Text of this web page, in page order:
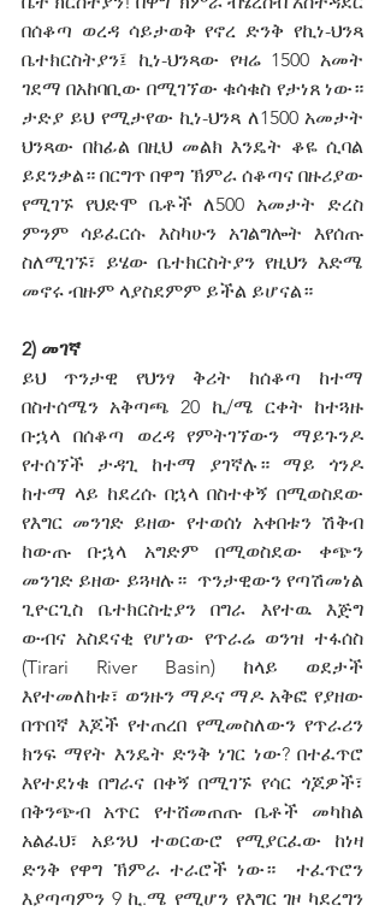
በሰቆጣ ወረዳ ሳይታወቅ የኖረ ድንቅ የኪነ-ህንጻ
ቤተክርስትያን፤ ኪነ-ህንጻው የዛሬ 1500 አመት
ገደማ በአከባቢው በሚገኘው ቁሳቁስ የታነጸ ነው።
ታድያ ይህ የሚታየው ኪነ-ህንጻ ለ1500 አመታት
ህንጻው በከፊል በዚህ መልክ እንዴት ቆዬ ሲባል
ይደንቃል። በርግጥ በዋግ ኽምራ ሰቆጣና በዙሪያው
የሚገኙ የህድሞ ቤቶች ለ500 አመታት ድረስ
ምንም ሳይፈርሱ እስካሁን አገልግሎት እየሰጡ
ስለሚገኙ፣ ይሄው ቤተክርስትያን የዚህን እድሜ
መኖሩ ብዙም ላያስደምም ይችል ይሆናል።
2) መገኛ
ይህ ጥንታዊ የህንፃ ቅሪት ከሰቆጣ ከተማ
በስተሰሜን አቅጣጫ 20 ኪ/ሜ ርቀት ከተጓዙ
ቡኋላ በሰቆጣ ወረዳ የምትገኘውን ማይጉንዶ
የተሰኘች ታዳጊ ከተማ ያገኛሉ። ማይ ጎንዶ
ከተማ ላይ ከደረሱ በኋላ በስተቀኝ በሚወስደው
የእግር መንገድ ይዘው የተወሰነ አቀበቱን ሽቅብ
ከውጡ ቡኋላ አግድም በሚወስደው ቀጭን
መንገድ ይዘው ይጓዛሉ።  ጥንታዊውን የጣሽመነል
ጊዮርጊስ ቤተክርስቲያን በግራ እየተዉ እጅግ
ውብና አስደናቂ የሆነው የጥራሬ ወንዝ ተፋሰስ
(Tirari River Basin) ከላይ ወደታች
እየተመለከቱ፣ ወንዙን ማዶና ማዶ አቅፎ የያዘው
በጥበኛ እጆች የተጠረበ የሚመስለውን የጥራሪን
ክንፍ ማየት እንዴት ድንቅ ነገር ነው? በተፈጥሮ
እየተደነቁ በግራና በቀኝ በሚገኙ የሳር ጎጆዎች፣
በቅንጭብ አጥር የተሸመጠጡ ቤቶች መካከል
አልፈህ፣ አይንህ ተወርውሮ የሚያርፈው ከነዛ
ድንቅ የዋግ ኽምራ ተራሮች ነው።  ተፈጥሮን
እያጣጣምን 9 ኪ.ሜ የሚሆን የእግር ገዞ ካደረግን